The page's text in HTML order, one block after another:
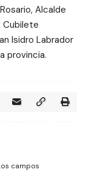
Alcalde
Cubilete
Isidro Labrador
provincia.
campos